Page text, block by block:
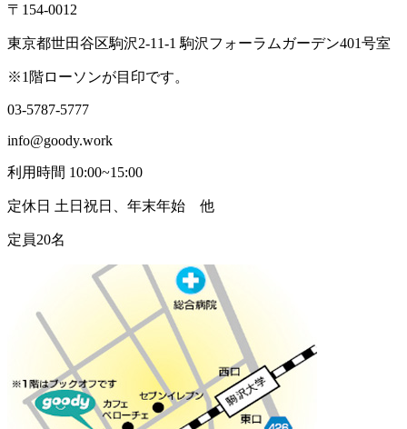
〒154-0012
東京都世田谷区駒沢2-11-1 駒沢フォーラムガーデン401号室
※1階ローソンが目印です。
03-5787-5777
info@goody.work
利用時間 10:00~15:00
定休日 土日祝日、年末年始 他
定員20名